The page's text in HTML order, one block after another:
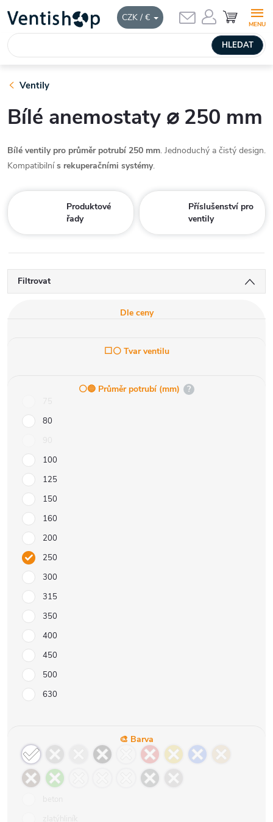
CZK / €
obsah
HLEDAT
NÁKUPNÍ
KOŠÍK
Ventily
Bílé anemostaty ⌀ 250 mm
Bílé ventily pro průměr potrubí 250 mm. Jednoduchý a čistý design.
Kompatibilnís rekuperačními systémy.
Produktové
řady
Příslušenství pro
ventily
Filtrovat
Dle ceny
⬜⚪ Tvar ventilu
⚪️🔵 Průměr potrubí (mm) ?
80
100
125
150
160
200
250
300
315
350
400
450
500
630
🎨 Barva